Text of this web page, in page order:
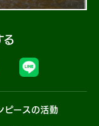
る
ピースの活動